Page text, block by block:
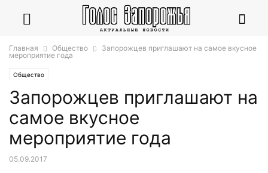
Главная Общество
Запорожцев приглашают на самое вкусное
мероприятие года
Общество
Запорожцев приглашают на
самое вкусное
мероприятие года
05.09.2017